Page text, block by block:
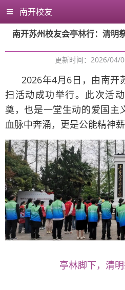
南开校友
南开苏州校友会亭林行：清明
更新时间：2026/04/
2026年4月6日，由南开
扫活动成功举行。此次活
奠，也是一堂生动的爱国主
血脉中奔涌，更是公能精神
亭林脚下，清